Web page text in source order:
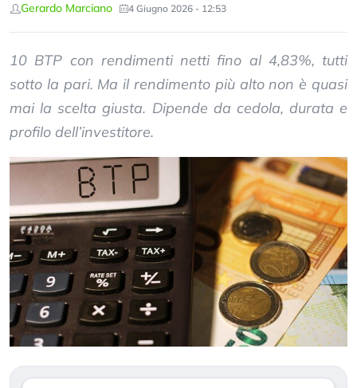
Gerardo Marciano 4 Giugno 2026 - 12:53
10 BTP con rendimenti netti fino al 4,83%, tutti
sotto la pari. Ma il rendimento più alto non è quasi
mai la scelta giusta. Dipende da cedola, durata e
profilo dell’investitore.